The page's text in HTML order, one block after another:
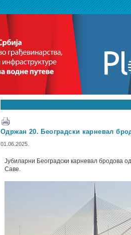
Одржан 20. Београдски карневал
01.06.2025.
Јубиларни Београдски карневал бродова
Саве.